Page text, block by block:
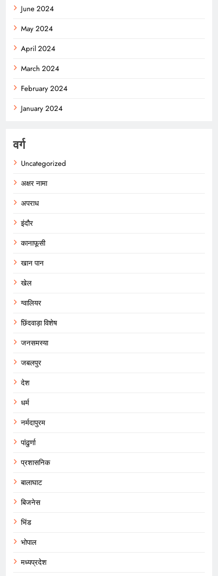
June 2024
May 2024
April 2024
March 2024
February 2024
January 2024
वर्ग
Uncategorized
अक्षर नामा
अपराध
इंदौर
कानाफूसी
खान पान
खेल
ग्वालियर
छिंदवाड़ा विशेष
जनसमस्या
जबलपुर
देश
धर्म
नर्मदापुरम
पांढुर्णा
प्रशासनिक
बालाघाट
बिजनेस
भिंड
भोपाल
मध्यप्रदेश